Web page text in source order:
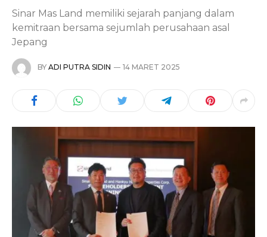
Sinar Mas Land memiliki sejarah panjang dalam
kemitraan bersama sejumlah perusahaan asal
Jepang
BY ADI PUTRA SIDIN 14 MARET 2025